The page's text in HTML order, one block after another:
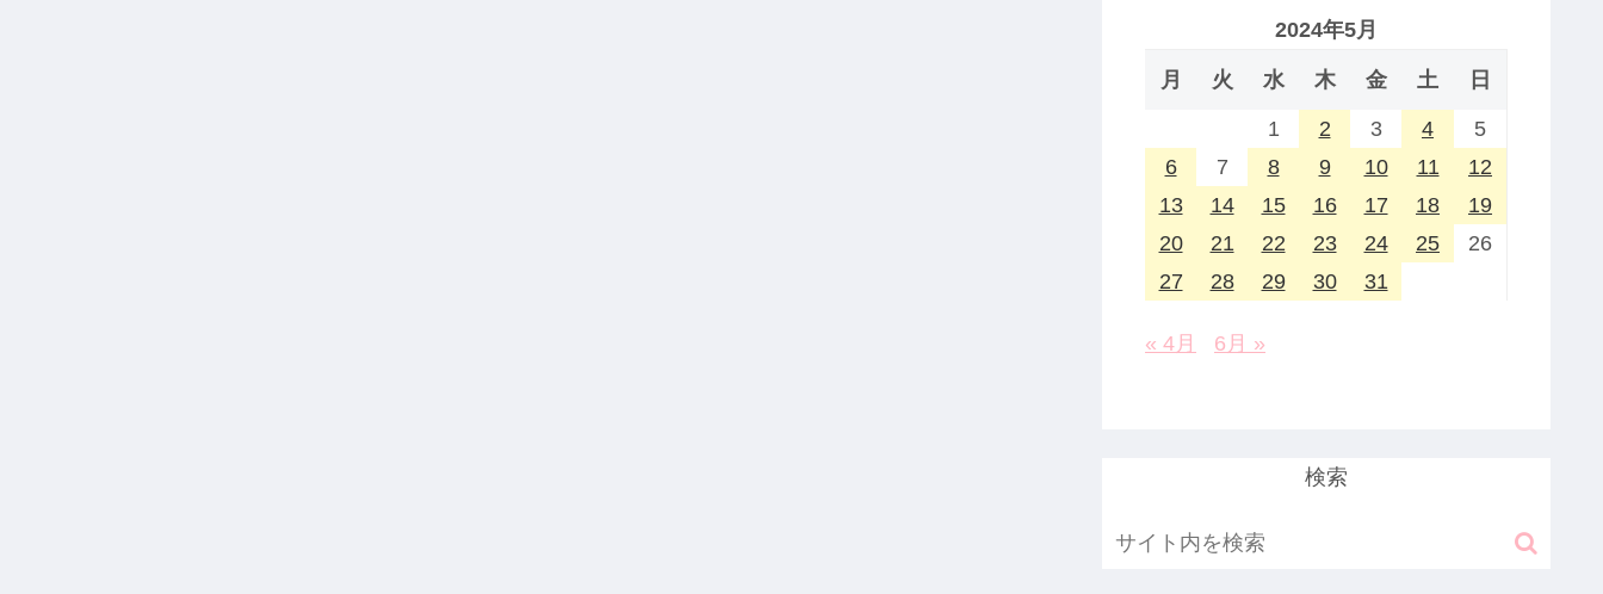
2024年5月
月 火 水 木 金 土 日
1 2 3 4
5
6
7 8 9 10 11
12
13
14 15 16 17 18
19
20
21 22 23 24 25
26
27
28 29 30 31
« 4月 6月 »
検索